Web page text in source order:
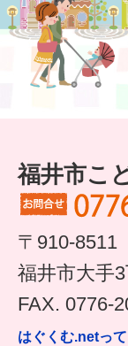
福井市こ
〒910-8511
福井市大手
FAX. 0776-
はぐくむ.netって